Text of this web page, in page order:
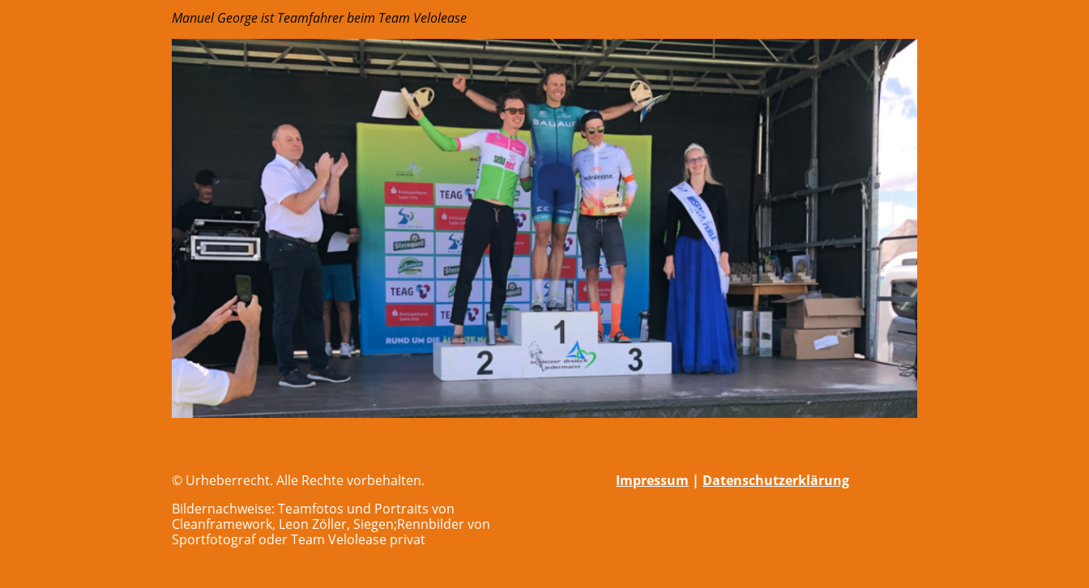
Manuel George ist Teamfahrer beim Team Velolease
© Urheberrecht. Alle Rechte vorbehalten.
Bildernachweise: Teamfotos und Portraits von
Cleanframework, Leon Zöller, Siegen;Rennbilder von
Sportfotograf oder Team Velolease privat
Impressum | Datenschutzerklärung